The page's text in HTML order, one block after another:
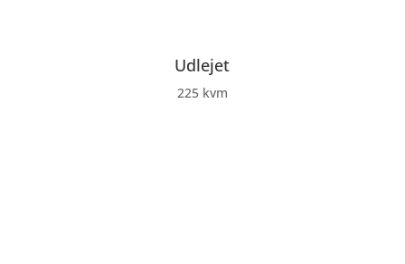
Udlejet
225 kvm